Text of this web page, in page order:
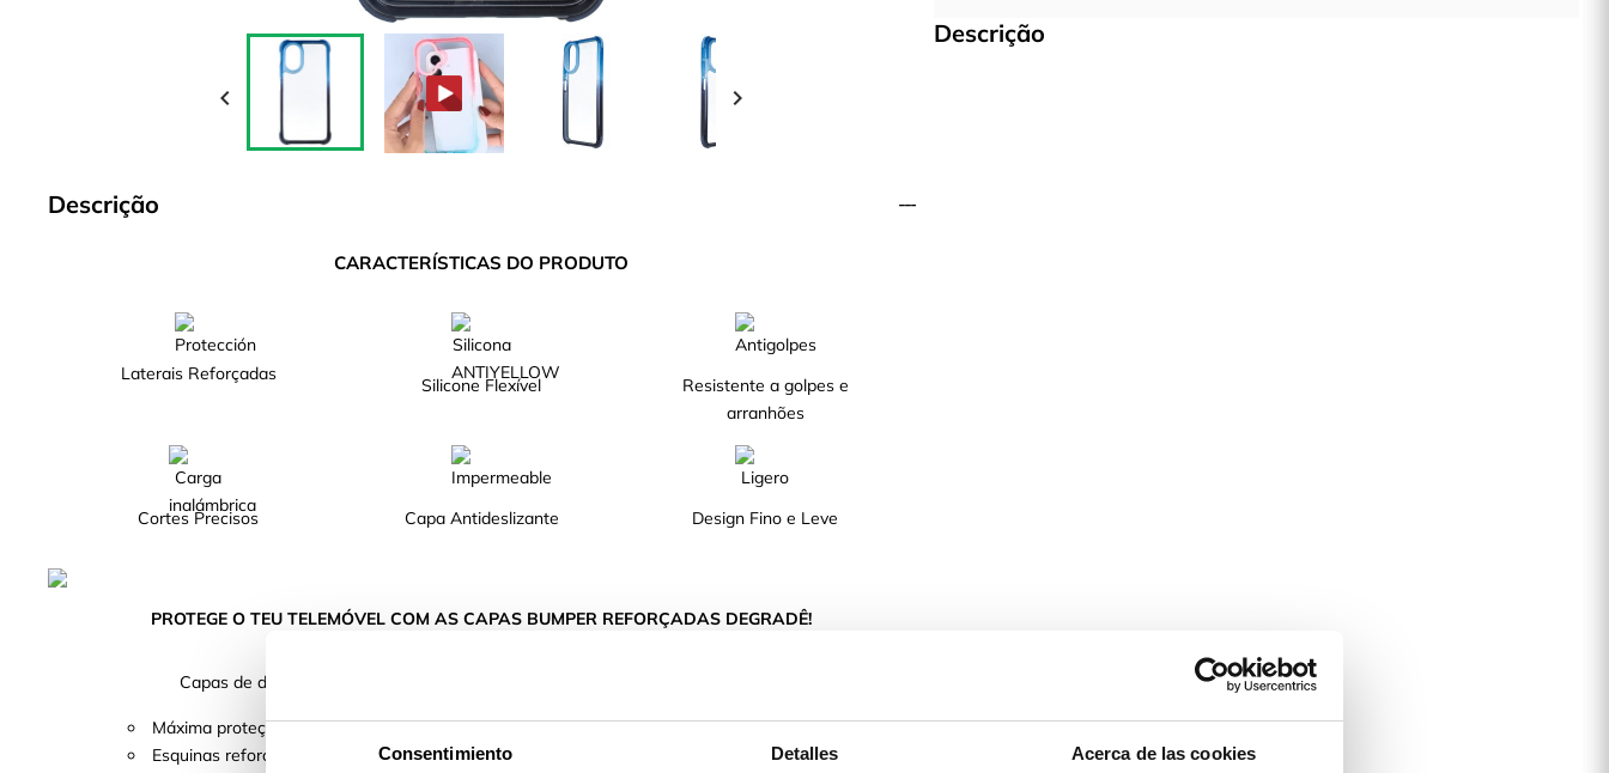
Consentimiento Detalles Acerca de las cookies
 
Descrição
CARACTERÍSTICAS DO PRODUTO
Laterais Reforçadas
Silicone Flexível
Resistente a golpes e
arranhões
Cortes Precisos Capa Antideslizante Design Fino e Leve
PROTEGE O TEU TELEMÓVEL COM AS CAPAS BUMPER REFORÇADAS DEGRADÊ!
Capas de design com parte traseira transparente e bordos em degradê de cor.
Máxima proteção com bordos suaves e elevados para a câmara e o ecrã do teu telefone.
Esquinas reforçadas para proteger de impactos e golpes.
Descrição